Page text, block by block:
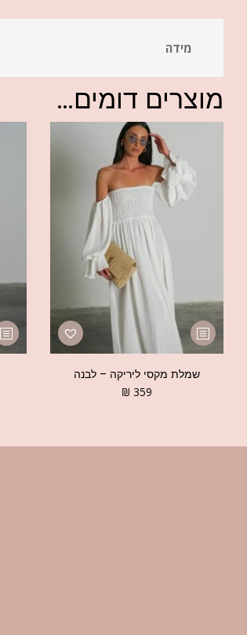
מידה
מוצרים דומים...
שמלת מקסי ליריקה – לבנה
₪ 359